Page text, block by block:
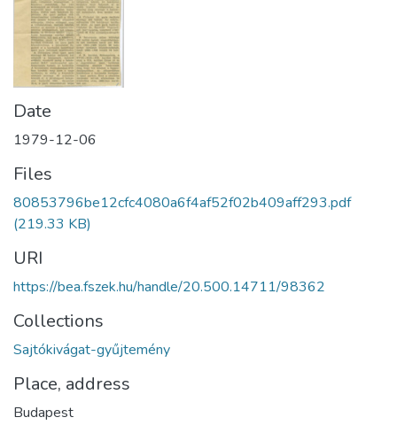
Date
1979-12-06
Files
80853796be12cfc4080a6f4af52f02b409aff293.pdf
(219.33 KB)
URI
https://bea.fszek.hu/handle/20.500.14711/98362
Collections
Sajtókivágat-gyűjtemény
Place, address
Budapest